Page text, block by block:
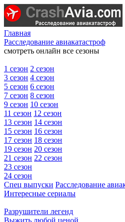
Главная
Расследование авиакатастроф
смотреть онлайн все сезоны
1 сезон 2 сезон
3 сезон 4 сезон
5 сезон 6 сезон
7 сезон 8 сезон
9 сезон 10 сезон
11 сезон 12 сезон
13 сезон 14 сезон
15 сезон 16 сезон
17 сезон 18 сезон
19 сезон 20 сезон
21 сезон 22 сезон
23 сезон
24 сезон
Спец выпуски Расследование
Интересные сериалы
Разрушители легенд
Выжить любой ценой